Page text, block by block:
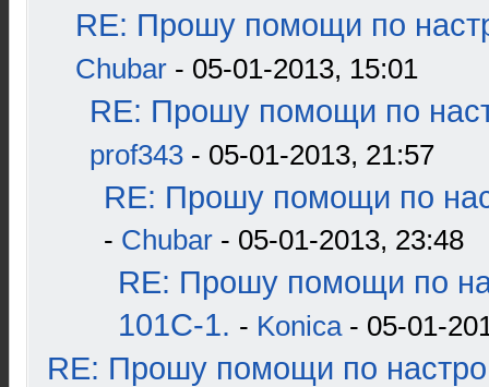
RE: Прошу помощи по
Chubar - 05-01-2013, 15:01
RE: Прошу помощи по
prof343 - 05-01-2013, 21:57
RE: Прошу помощи по
- Chubar - 05-01-2013, 23:48
RE: Прошу помощи по
101С-1. - Konica- 05-01-
RE: Прошу помощи по